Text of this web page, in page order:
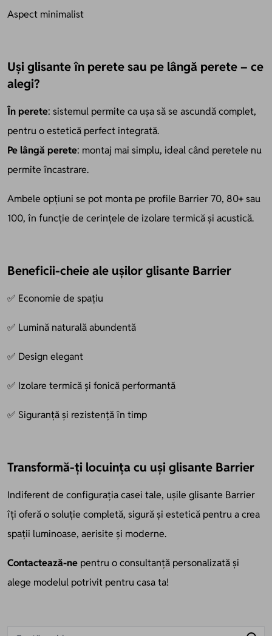
Aspect minimalist
Uși glisante în perete sau pe lângă perete – ce
alegi?
În perete: sistemul permite ca ușa să se ascundă complet,
pentru o estetică perfect integrată.
Pe lângă perete: montaj mai simplu, ideal când peretele nu
permite încastrare.
Ambele opțiuni se pot monta pe profile Barrier 70, 80+ sau
100, în funcție de cerințele de izolare termică și acustică.
Beneficii-cheie ale ușilor glisante Barrier
✅ Economie de spațiu
✅ Lumină naturală abundentă
✅ Design elegant
✅ Izolare termică și fonică performantă
✅ Siguranță și rezistență în timp
Transformă-ți locuința cu uși glisante Barrier
Indiferent de configurația casei tale, ușile glisante Barrier
îți oferă o soluție completă, sigură și estetică pentru a crea
spații luminoase, aerisite și moderne.
Contactează-ne pentru o consultanță personalizată și
alege modelul potrivit pentru casa ta!